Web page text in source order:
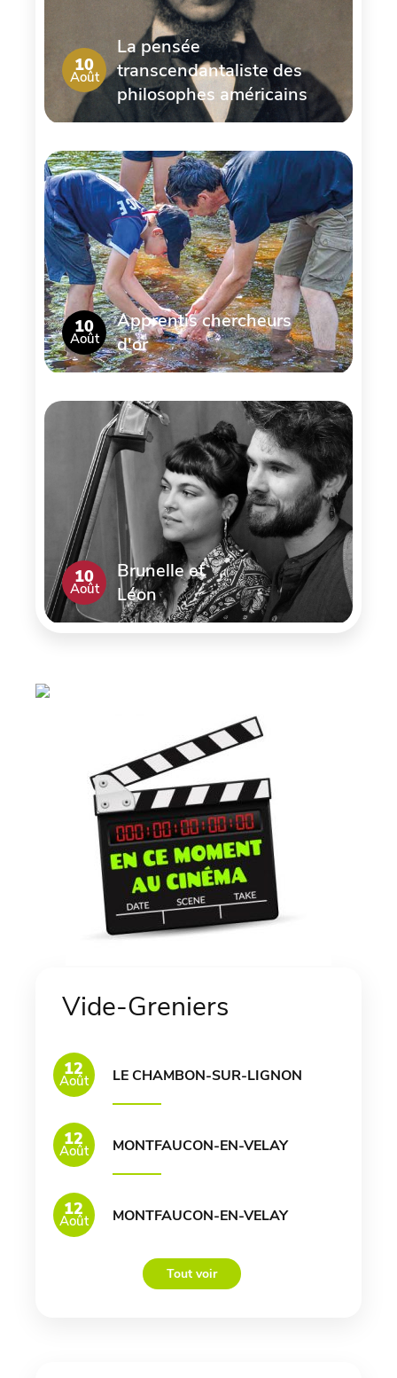
10
Août
La pensée
transcendantaliste des
philosophes américains
10
Août
Apprentis chercheurs
d'or
10
Août
Brunelle et
Léon
Vide-Greniers
12
Août LE CHAMBON-SUR-LIGNON
12
Août MONTFAUCON-EN-VELAY
12
Août MONTFAUCON-EN-VELAY
Tout voir